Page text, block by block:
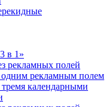
в 1»
рекламных полей
рекламным полем
календарными